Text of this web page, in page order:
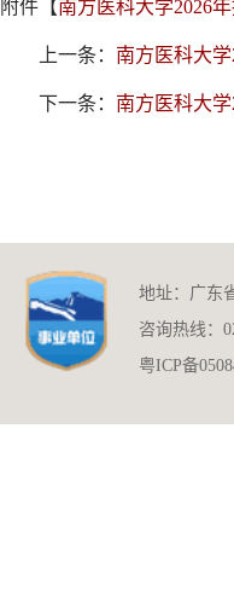
附件【南方医科大学2026
上一条： 南方医科大
下一条： 南方医科大
地址：广东
咨询热线：
粤ICP备